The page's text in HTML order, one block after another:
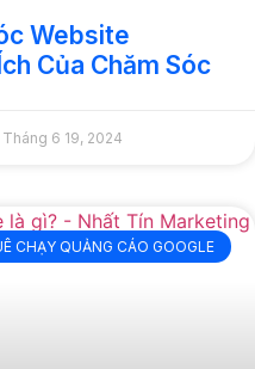
Website
Của Chăm Sóc
Tháng 6 19, 2024
CHẠY QUẢNG CÁO GOOGLE